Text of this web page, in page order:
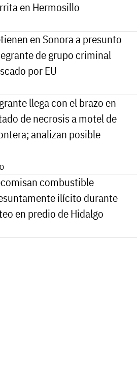
en Hermosillo
en Sonora a presunto
de grupo criminal
por EU
llega con el brazo en
de necrosis a motel de
analizan posible
combustible
ilícito durante
en predio de Hidalgo